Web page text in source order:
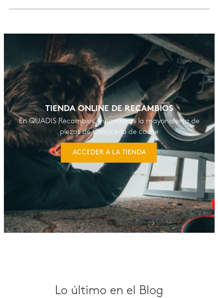
TIENDA ONLINE DE RECAMBIOS
En QUADIS Recambios encontrarás la mayor oferta de
piezas de Carrocería de coche
ACCEDER A LA TIENDA
Lo último en el Blog